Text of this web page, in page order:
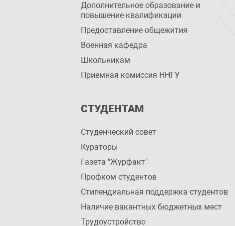
Дополнительное образование и
повышение квалификации
Предоставление общежития
Военная кафедра
Школьникам
Приемная комиссия ННГУ
СТУДЕНТАМ
Студенческий совет
Кураторы
Газета "Журфакт"
Профком студентов
Стипендиальная поддержка студентов
Наличие вакантных бюджетных мест
Трудоустройство